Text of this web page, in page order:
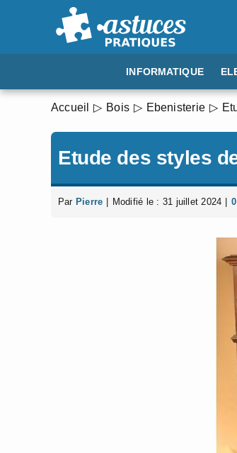
INFORMATIQUE
Accueil Bois Ebenisterie
Etude des styles
Par Pierre Modifié le : 31 juillet 2024